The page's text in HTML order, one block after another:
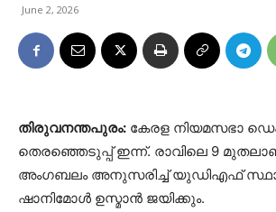
June 2, 2026
തിരുവനന്തപുരം: കേരള നിയമസഭാ
തെരഞ്ഞെടുപ്പ് ഇന്ന്. രാവിലെ 9
അംഗബലം അനുസരിച്ച് യുഡിഎഫ്
ഷാനിമോ‌ൾ ഉസ്മാൻ ജയിക്കും.